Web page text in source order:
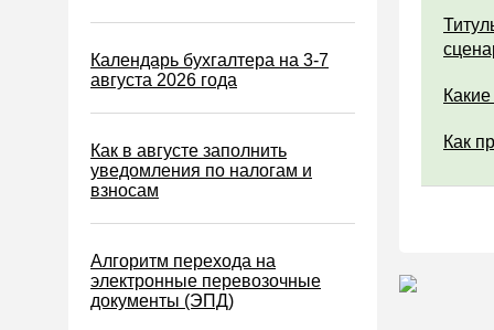
Экологический налог
Налог на игорный бизнес
Акцизы
Возврат и зачет налогов
Налоговые проверки
Статистика
Самозанятые
Календарь бухгалтера на 3-7
августа 2026 года
Как в августе заполнить
уведомления по налогам и
взносам
Алгоритм перехода на
электронные перевозочные
документы (ЭПД)
Как